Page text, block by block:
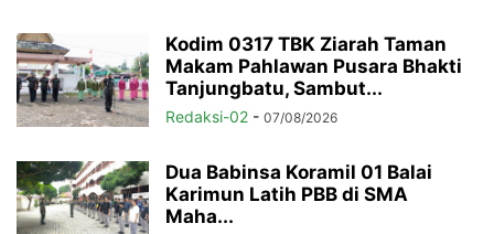
Kodim 0317 TBK Ziarah Taman
Makam Pahlawan Pusara Bhakti
Tanjungbatu, Sambut...
Redaksi-02 - 07/08/2026
Dua Babinsa Koramil 01 Balai
Karimun Latih PBB di SMA
Maha...